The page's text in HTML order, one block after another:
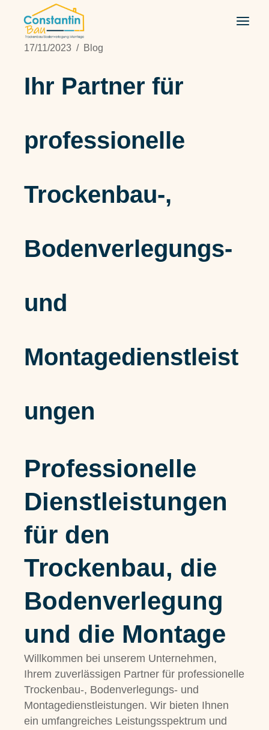
Inhalt
springen
17/11/2023 Blog
Ihr Partner für
professionelle
Trockenbau-,
Bodenverlegungs-
und
Montagedienstleist
ungen
Professionelle
Dienstleistungen
für den
Trockenbau, die
Bodenverlegung
und die Montage
Willkommen bei unserem Unternehmen,
Ihrem zuverlässigen Partner für professionelle
Trockenbau-, Bodenverlegungs- und
Montagedienstleistungen. Wir bieten Ihnen
ein umfangreiches Leistungsspektrum und